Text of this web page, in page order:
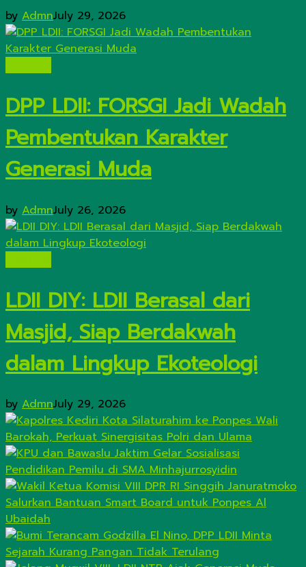
by AdmnJuly 29, 2026
DPP LDII: FORSGI Jadi Wadah
Pembentukan Karakter
Generasi Muda
by AdmnJuly 26, 2026
LDII DIY: LDII Berasal dari
Masjid, Siap Berdakwah
dalam Lingkup Ekoteologi
by AdmnJuly 29, 2026